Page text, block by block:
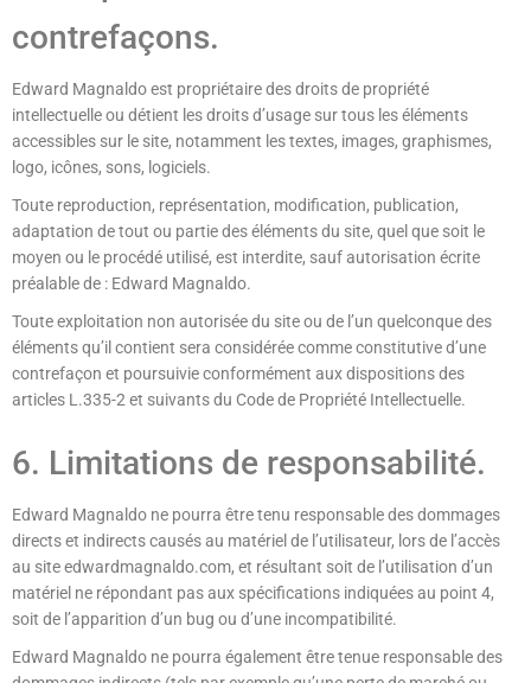
contrefaçons.
Edward Magnaldo est propriétaire des droits de propriété
intellectuelle ou détient les droits d’usage sur tous les éléments
accessibles sur le site, notamment les textes, images, graphismes,
logo, icônes, sons, logiciels.
Toute reproduction, représentation, modification, publication,
adaptation de tout ou partie des éléments du site, quel que soit le
moyen ou le procédé utilisé, est interdite, sauf autorisation écrite
préalable de : Edward Magnaldo.
Toute exploitation non autorisée du site ou de l’un quelconque des
éléments qu’il contient sera considérée comme constitutive d’une
contrefaçon et poursuivie conformément aux dispositions des
articles L.335-2 et suivants du Code de Propriété Intellectuelle.
6. Limitations de responsabilité.
Edward Magnaldo ne pourra être tenu responsable des dommages
directs et indirects causés au matériel de l’utilisateur, lors de l’accès
au site edwardmagnaldo.com, et résultant soit de l’utilisation d’un
matériel ne répondant pas aux spécifications indiquées au point 4,
soit de l’apparition d’un bug ou d’une incompatibilité.
Edward Magnaldo ne pourra également être tenue responsable des